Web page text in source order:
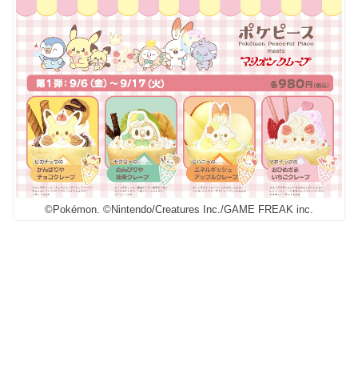
©Pokémon. ©Nintendo/Creatures Inc./GAME FREAK inc.